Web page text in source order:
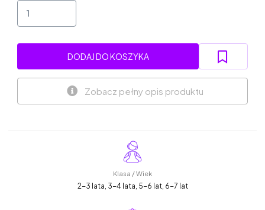
DODAJ DO KOSZYKA
Zobacz pełny opis produktu
Klasa / Wiek
2-3 lata, 3-4 lata, 5-6 lat, 6-7 lat